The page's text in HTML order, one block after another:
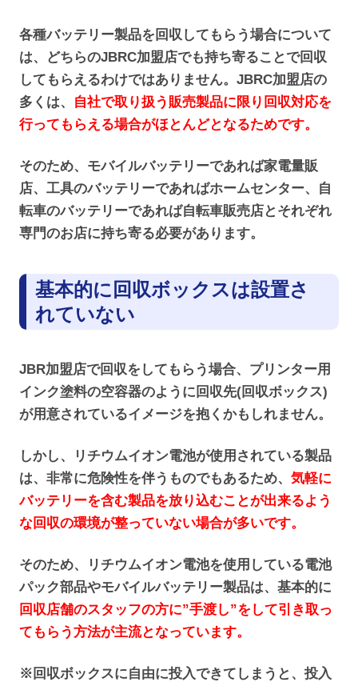
各種バッテリー製品を回収してもらう場合について
は、どちらのJBRC加盟店でも持ち寄ることで回収
してもらえるわけではありません。JBRC加盟店の
多くは、
自社で取り扱う販売製品に限り回収対応を
行ってもらえる場合がほとんどとなるためです。
そのため、モバイルバッテリーであれば家電量販
店、工具のバッテリーであればホームセンター、自
転車のバッテリーであれば自転車販売店とそれぞれ
専門のお店に持ち寄る必要があります。
基本的に回収ボックスは設置さ
れていない
JBR加盟店で回収をしてもらう場合、プリンター用
インク塗料の空容器のように回収先(回収ボックス)
が用意されているイメージを抱くかもしれません。
しかし、リチウムイオン電池が使用されている製品
は、非常に危険性を伴うものでもあるため、 気軽に
バッテリーを含む製品を放り込むことが出来るよう
な回収の環境が整っていない場合が多いです。
そのため、リチウムイオン電池を使用している電池
パック部品やモバイルバッテリー製品は、基本的に
回収店舗のスタッフの方に”手渡し”をして引き取っ
てもらう方法が主流となっています。
※回収ボックスに自由に投入できてしまうと、投入